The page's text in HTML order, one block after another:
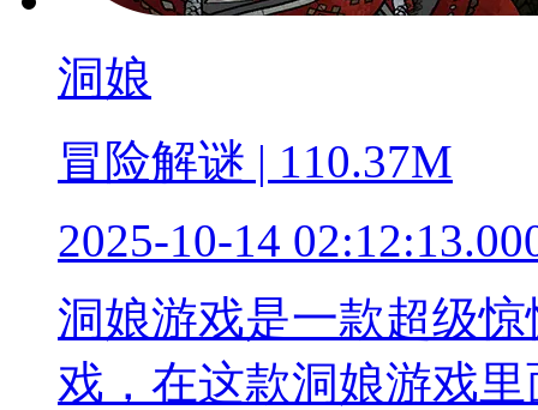
洞娘
冒险解谜 | 110.37M
2025-10-14
洞娘游戏是一款超级
戏，在这款洞娘游戏